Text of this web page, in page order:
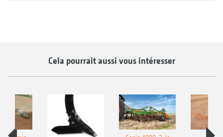
Cela pourrait aussi vous intéresser